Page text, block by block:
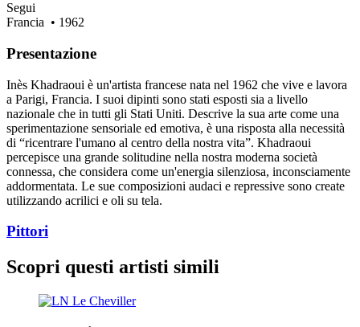
Segui
Francia • 1962
Presentazione
Inès Khadraoui è un'artista francese nata nel 1962 che vive e lavora
a Parigi, Francia. I suoi dipinti sono stati esposti sia a livello
nazionale che in tutti gli Stati Uniti. Descrive la sua arte come una
sperimentazione sensoriale ed emotiva, è una risposta alla necessità
di “ricentrare l'umano al centro della nostra vita”. Khadraoui
percepisce una grande solitudine nella nostra moderna società
connessa, che considera come un'energia silenziosa, inconsciamente
addormentata. Le sue composizioni audaci e repressive sono create
utilizzando acrilici e oli su tela.
Pittori
Scopri questi artisti simili